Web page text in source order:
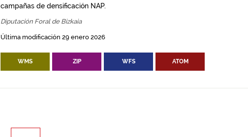
campañas de densificación NAP.
Diputación Foral de Bizkaia
Última modificación 29 enero 2026
WMS ZIP WFS ATOM